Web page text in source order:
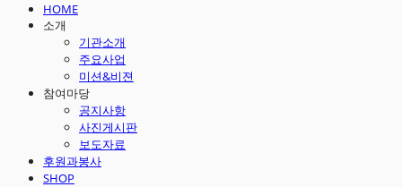
HOME
소개
기관소개
주요사업
미션&비젼
참여마당
공지사항
사진게시판
보도자료
후원과봉사
SHOP